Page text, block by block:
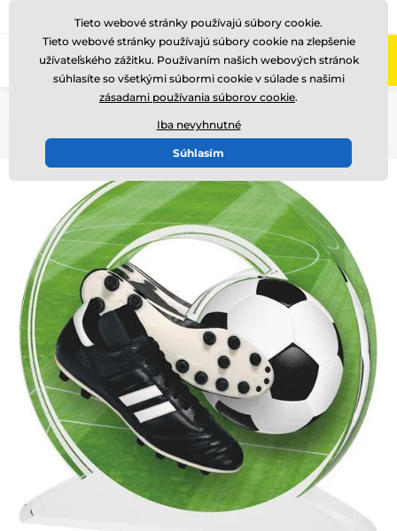
Zavolajte nám (Po-Pi 8-17) +421220255160
Tieto webové stránky používajú súbory cookie.
Tieto webové stránky používajú súbory cookie na zlepšenie
užívateľského zážitku. Používaním našich webových stránok
súhlasíte so všetkými súbormi cookie v súlade s našimi
zásadami používania súborov cookie.
Iba nevyhnutné
Súhlasím